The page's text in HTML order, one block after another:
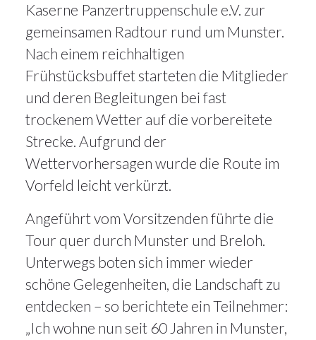
Kaserne Panzertruppenschule e.V. zur
gemeinsamen Radtour rund um Munster.
Nach einem reichhaltigen
Frühstücksbuffet starteten die Mitglieder
und deren Begleitungen bei fast
trockenem Wetter auf die vorbereitete
Strecke. Aufgrund der
Wettervorhersagen wurde die Route im
Vorfeld leicht verkürzt.
Angeführt vom Vorsitzenden führte die
Tour quer durch Munster und Breloh.
Unterwegs boten sich immer wieder
schöne Gelegenheiten, die Landschaft zu
entdecken – so berichtete ein Teilnehmer:
„Ich wohne nun seit 60 Jahren in Munster,